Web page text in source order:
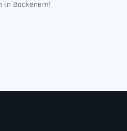
in Bockenem!